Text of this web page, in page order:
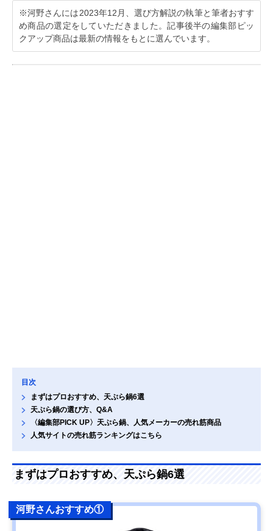
※河野さんには2023年12月、選び方解説の執筆と筆者おすす
め商品の選定をしていただきました。記事後半の編集部ピッ
クアップ商品は最新の情報をもとに選んでいます。
目次
まずはプロおすすめ、天ぷら鍋6選
天ぷら鍋の選び方、Q&A
〈編集部PICK UP〉天ぷら鍋、人気メーカーの売れ筋商品
人気サイトの売れ筋ランキングはこちら
まずはプロおすすめ、天ぷら鍋6選
河野さんおすすめ①